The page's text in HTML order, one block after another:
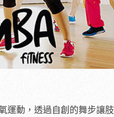
運動，透過自創的舞步讓肢